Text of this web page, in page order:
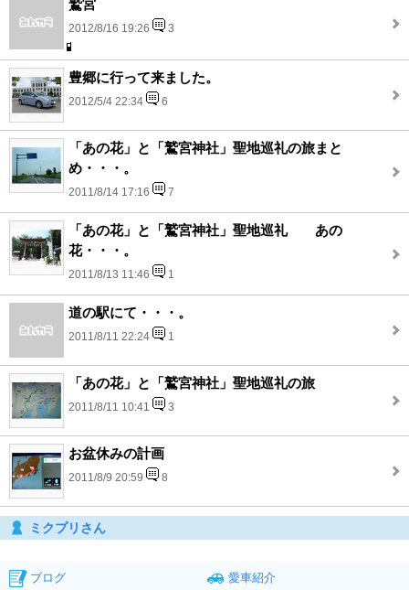
鷲宮
2012/8/16 19:26 3
豊郷に行って来ました。
2012/5/4 22:34 6
「あの花」と「鷲宮神社」聖地巡礼の旅まと
め・・・。
2011/8/14 17:16 7
「あの花」と「鷲宮神社」聖地巡礼 あの
花・・・。
2011/8/13 11:46 1
道の駅にて・・・。
2011/8/11 22:24 1
「あの花」と「鷲宮神社」聖地巡礼の旅
2011/8/11 10:41 3
お盆休みの計画
2011/8/9 20:59 8
ミクプリさん
ブログ 愛車紹介